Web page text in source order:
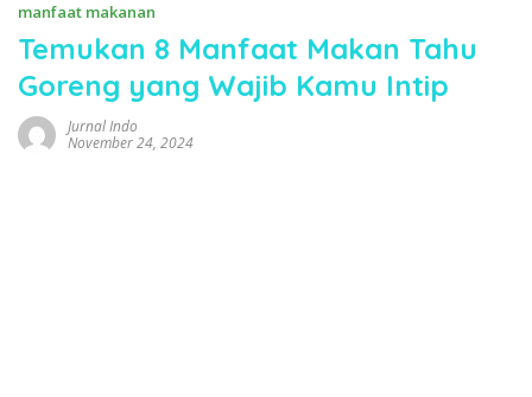
manfaat makanan
Temukan 8 Manfaat Makan Tahu
Goreng yang Wajib Kamu Intip
Jurnal Indo
November 24, 2024